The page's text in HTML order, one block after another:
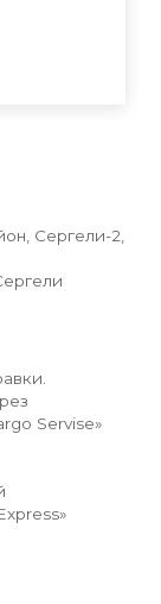
Сергели-2,
Servise»